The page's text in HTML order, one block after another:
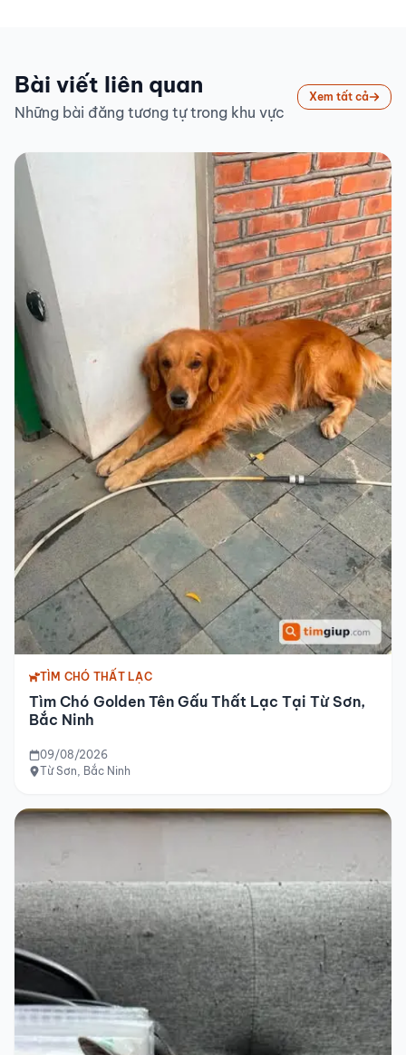
Bài viết liên quan
Những bài đăng tương tự trong khu vực
Xem tất cả
TÌM CHÓ THẤT LẠC
Tìm Chó Golden Tên Gấu Thất Lạc Tại Từ Sơn,
Bắc Ninh
09/08/2026
Từ Sơn, Bắc Ninh